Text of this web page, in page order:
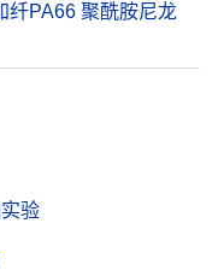
纤PA66 聚酰胺尼龙
验